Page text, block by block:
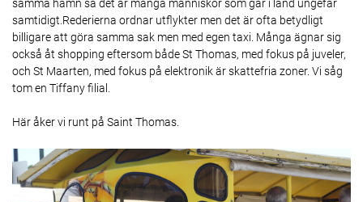
samma hamn så det är många människor som går i land ungefär
samtidigt.Rederierna ordnar utflykter men det är ofta betydligt
billigare att göra samma sak men med egen taxi. Många ägnar sig
också åt shopping eftersom både St Thomas, med fokus på juveler,
och St Maarten, med fokus på elektronik är skattefria zoner. Vi såg
tom en Tiffany filial.
Här åker vi runt på Saint Thomas.